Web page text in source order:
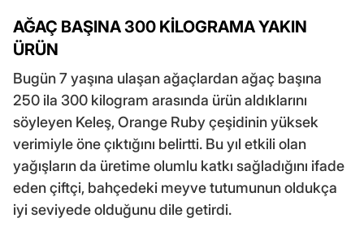
AĞAÇ BAŞINA 300 KİLOGRAMA YAKIN
ÜRÜN
Bugün 7 yaşına ulaşan ağaçlardan ağaç başına
250 ila 300 kilogram arasında ürün aldıklarını
söyleyen Keleş, Orange Ruby çeşidinin yüksek
verimiyle öne çıktığını belirtti. Bu yıl etkili olan
yağışların da üretime olumlu katkı sağladığını ifade
eden çiftçi, bahçedeki meyve tutumunun oldukça
iyi seviyede olduğunu dile getirdi.